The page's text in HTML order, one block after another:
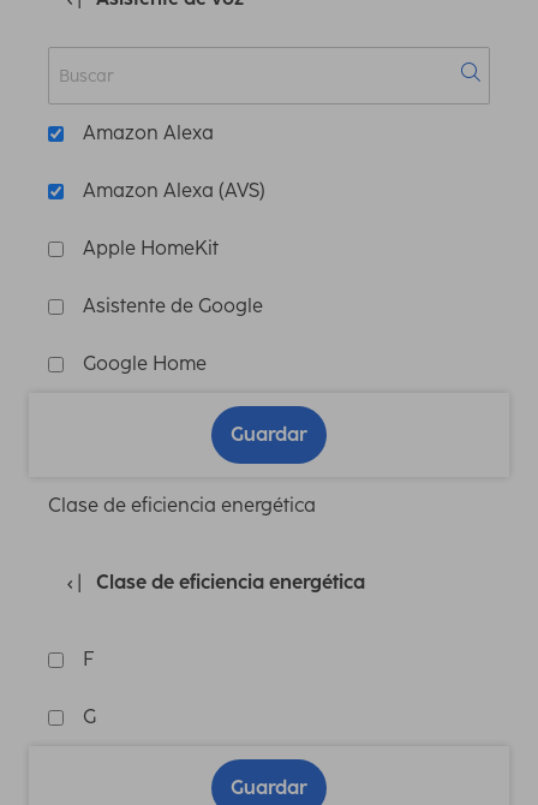
Amazon Alexa
Amazon Alexa (AVS)
Apple HomeKit
Asistente de Google
Google Home
Guardar
Clase de eficiencia energética
Clase de eficiencia energética
F
G
Guardar